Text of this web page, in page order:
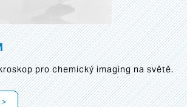
pro chemický imaging na světě.
>